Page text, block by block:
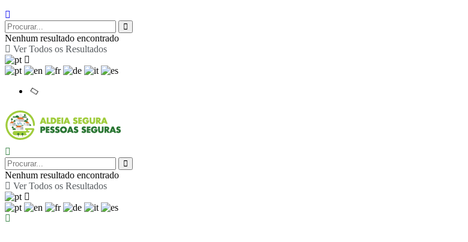
Nenhum resultado encontrado
Ver Todos os Resultados
Nenhum resultado encontrado
Ver Todos os Resultados